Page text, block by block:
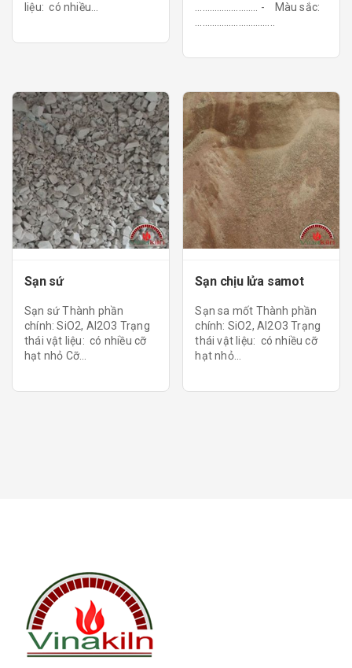
liệu: có nhiều...
…………………….. - Màu sắc:
…………………………...
Sạn sứ
Sạn sứ Thành phần
chính: SiO2, Al2O3 Trạng
thái vật liệu: có nhiều cỡ
hạt nhỏ Cỡ...
Sạn chịu lửa samot
Sạn sa mốt Thành phần
chính: SiO2, Al2O3 Trạng
thái vật liệu: có nhiều cỡ
hạt nhỏ...